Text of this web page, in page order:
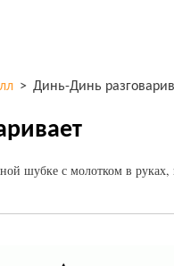
> Динь-Динь
шубке с молотком в